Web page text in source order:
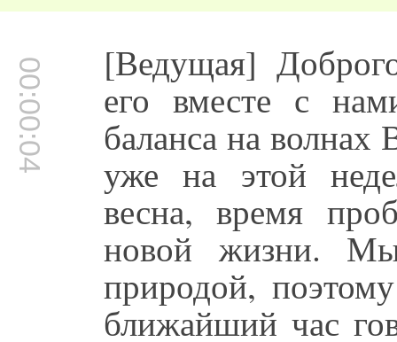
00:00:04 [Ведущая]
его вместе с
баланса на
уже на этой
весна, время
новой жизни.
природой,
ближайший час